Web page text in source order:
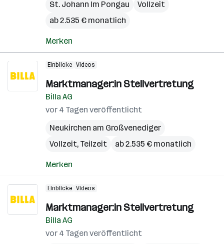
St. Johann Im Pongau
Vollzeit
ab 2.535 € monatlich
Merken
Einblicke Videos
Marktmanager:in Stellvertretung
Billa AG
vor 4 Tagen veröffentlicht
Neukirchen am Großvenediger
Vollzeit, Teilzeit
ab 2.535 € monatlich
Merken
Einblicke Videos
Marktmanager:in Stellvertretung
Billa AG
vor 4 Tagen veröffentlicht